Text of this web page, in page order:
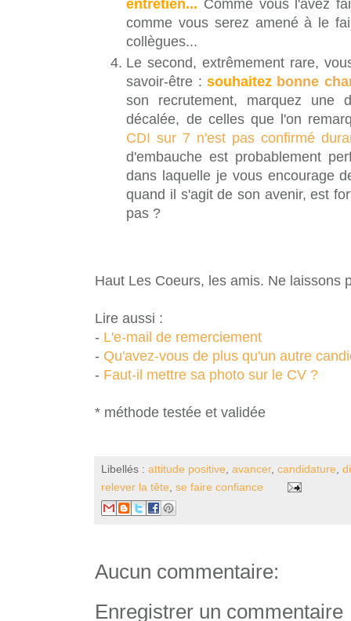
entretien... Comme vous l'avez
comme vous serez amené à le
collègues...
Le second, extrêmement rare,
savoir-être :souhaitez bonne
son recrutement, marquez une
décalée, de celles que l'on
CDI sur 7 n'est pas confirmé
d'embauche est probablement
dans laquelle je vous encourage
quand il s'agit de son avenir, est
pas ?
Haut Les Coeurs, les amis. Ne laissons
Lire aussi :
- L'e-mail de remerciement
- Qu'avez-vous de plus qu'un autre
- Faut-il mettre sa photo sur le CV ?
* méthode testée et validée
Libellés :attitude positive ,avancer,candidature ,
relever la tête ,se faire confiance
Aucun commentaire:
Enregistrer un commentaire